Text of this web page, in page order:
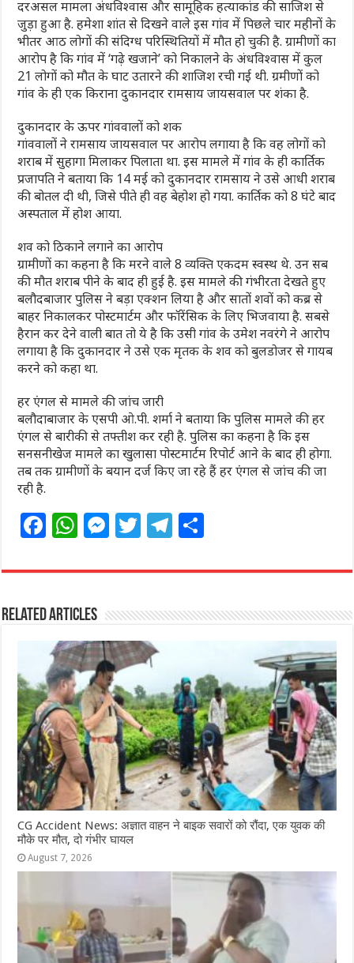
दरअसल मामला अंधविश्वास और सामूहिक हत्याकांड की साजिश से
जुड़ा हुआ है. हमेशा शांत से दिखने वाले इस गांव में पिछले चार महीनों के
भीतर आठ लोगों की संदिग्ध परिस्थितियों में मौत हो चुकी है. ग्रामीणों का
आरोप है कि गांव में ‘गढ़े खजाने’ को निकालने के अंधविश्वास में कुल
21 लोगों को मौत के घाट उतारने की शाजिश रची गई थी. ग्रमीणों को
गांव के ही एक किराना दुकानदार रामसाय जायसवाल पर शंका है.
दुकानदार के ऊपर गांववालों को शक
गांववालों ने रामसाय जायसवाल पर आरोप लगाया है कि वह लोगों को
शराब में सुहागा मिलाकर पिलाता था. इस मामले में गांव के ही कार्तिक
प्रजापति ने बताया कि 14 मई को दुकानदार रामसाय ने उसे आधी शराब
की बोतल दी थी, जिसे पीते ही वह बेहोश हो गया. कार्तिक को 8 घंटे बाद
अस्पताल में होश आया.
शव को ठिकाने लगाने का आरोप
ग्रामीणों का कहना है कि मरने वाले 8 व्यक्ति एकदम स्वस्थ थे. उन सब
की मौत शराब पीने के बाद ही हुई है. इस मामले की गंभीरता देखते हुए
बलौदबाजार पुलिस ने बड़ा एक्शन लिया है और सातों शवों को कब्र से
बाहर निकालकर पोस्टमार्टम और फॉरेंसिक के लिए भिजवाया है. सबसे
हैरान कर देने वाली बात तो ये है कि उसी गांव के उमेश नवरंगे ने आरोप
लगाया है कि दुकानदार ने उसे एक मृतक के शव को बुलडोजर से गायब
करने को कहा था.
हर एंगल से मामले की जांच जारी
बलौदाबाजार के एसपी ओ.पी. शर्मा ने बताया कि पुलिस मामले की हर
एंगल से बारीकी से तफ्तीश कर रही है. पुलिस का कहना है कि इस
सनसनीखेज मामले का खुलासा पोस्टमार्टम रिपोर्ट आने के बाद ही होगा.
तब तक ग्रामीणों के बयान दर्ज किए जा रहे हैं हर एंगल से जांच की जा
रही है.
F
c
e
b
o
o
k
W
at
s
A
p
p
M
ss
n
g
e
r
T
itt
r
T
e
ra
ar
Related Articles
CG Accident News: अज्ञात वाहन ने बाइक सवारों को रौंदा, एक युवक की
मौके पर मौत, दो गंभीर घायल
August 7, 2026